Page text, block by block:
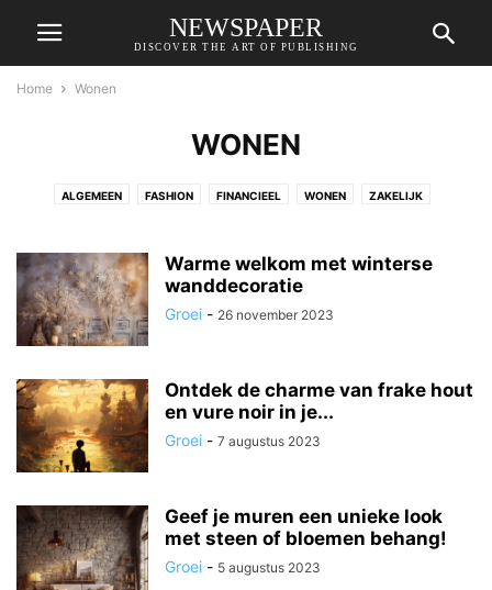
NEWSPAPER
DISCOVER THE ART OF PUBLISHING
Home Wonen
WONEN
ALGEMEEN FASHION FINANCIEEL WONEN ZAKELIJK
Warme welkom met winterse
wanddecoratie
Groei - 26 november 2023
Ontdek de charme van frake hout
en vure noir in je...
Groei - 7 augustus 2023
Geef je muren een unieke look
met steen of bloemen behang!
Groei - 5 augustus 2023